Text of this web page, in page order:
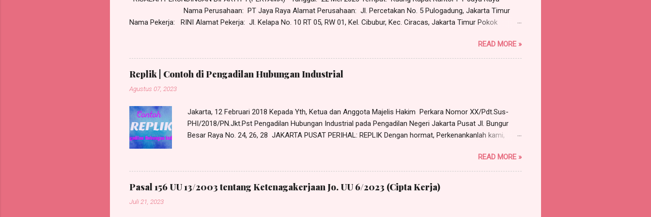
Nama Perusahaan: PT Jaya Raya Alamat Perusahaan: Jl. Percetakan No. 5 Pulogadung, Jakarta Timur
Nama Pekerja: RINI Alamat Pekerja: Jl. Kelapa No. 10 RT 05, RW 01, Kel. Cibubur, Kec. Ciracas, Jakarta Timur Pokok
30 Maret 2023 pekerja tidak masuk kerja, namun pada tanggal 29 Maret 2023 pekerja telah mengajukan surat ijin tidak
masuk kerja untuk tanggal 30 Maret 2023 kepada atasan langsung pekerja, yaitu Pak Gunawan, dan disetujui. Pekerja minta
ijin untuk membawa anak pekerja ke rumah sakit operasi benjolan di lehernya. Lagi pula PHK yang dilakukan perusahaan
adalah tidak ...
READ MORE »
Replik | Contoh di Pengadilan Hubungan Industrial
Agustus 07, 2023
Jakarta, 12 Februari 2018 Kepada Yth, Ketua dan Anggota Majelis Hakim Perkara Nomor XX/Pdt.Sus-
PHI/2018/PN.Jkt.Pst Pengadilan Hubungan Industrial pada Pengadilan Negeri Jakarta Pusat Jl. Bungur
Besar Raya No. 24, 26, 28 JAKARTA PUSAT PERIHAL: REPLIK Dengan hormat, Perkenankanlah kami,
beralamat di Jl. Masjid Al-Akbar Bunder I No. 119A Munjul, Cipayung, Jakarta Timur, HP/WA: 0812-8386-
580, e-Mail: harrismanalu3@gmail.com, berdasarkan Surat Kuasa Khusus tanggal 10 Januari 2018,
bertindak untuk dan atas nama SULASTRI sebagai Penggugat dalam perkara Nomor XX/Pdt.Sus-
PHI/2018/PN.Jkt.Pst, dengan ini mengajukan REPLIK, sebagai berikut: DALAM EKSEPSI Bahwa eksepsi
READ MORE »
Pasal 156 UU 13/2003 tentang Ketenagakerjaan Jo. UU 6/2023 (Cipta Kerja)
Juli 21, 2023